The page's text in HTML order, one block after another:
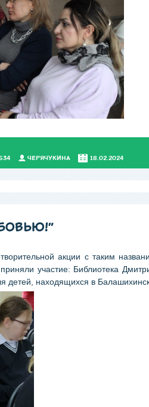
ЧЕРЯЧУКИНА 18.02.2024
акции с таким
участие: Библиотека
детей, находящихся в